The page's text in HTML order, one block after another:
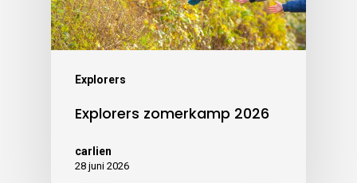
Explorers
Explorers zomerkamp 2026
carlien
28 juni 2026